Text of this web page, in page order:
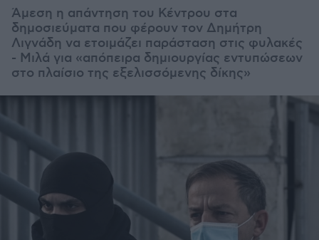
Άμεση η απάντηση του Κέντρου στα
δημοσιεύματα που φέρουν τον Δημήτρη
Λιγνάδη να ετοιμάζει παράσταση στις φυλακές
- Μιλά για «απόπειρα δημιουργίας εντυπώσεων
στο πλαίσιο της εξελισσόμενης δίκης»